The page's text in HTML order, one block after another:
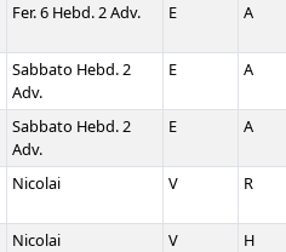
Fer. 6 Hebd. 2 Adv. E A
Sabbato Hebd. 2
Adv.
E A
Sabbato Hebd. 2
Adv.
E A
Nicolai V R
Nicolai V H